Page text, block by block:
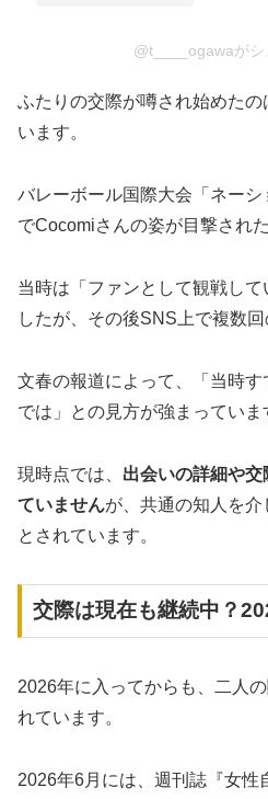
@t____ogawaが
ふたりの交際が噂され始めたの
います。
バレーボール国際大会「ネー
でCocomiさんの姿が目撃され
当時は「ファンとして観戦し
したが、その後SNS上で複数回
文春の報道によって、「当時
では」との見方が強まっていま
現時点では、 出会いの詳細や
ていませんが、共通の知人を
とされています。
交際は現在も継続中？
2026年に入ってからも、二人
れています。
2026年6月には、週刊誌『女性